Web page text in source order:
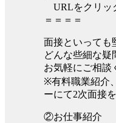
URLをクリッ
＝＝＝＝
面接といっても
どんな些細な疑
お気軽にご相談
※有料職業紹介
ーにて2次面接
②お仕事紹介